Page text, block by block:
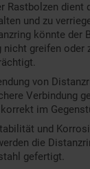
Rastbolzen dient
und zu
könnte der
nicht greifen oder
von
Verbindung
im
und
die
gefertigt.